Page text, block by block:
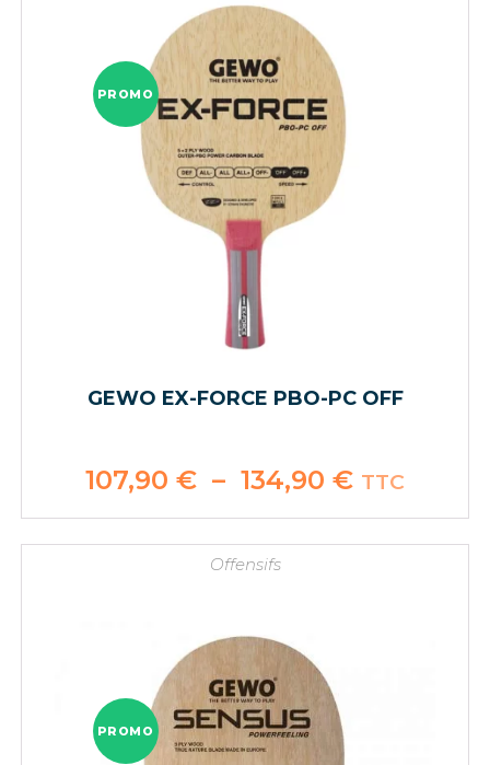
PROMO
GEWO EX-FORCE PBO-PC OFF
107,90 € – 134,90 €Plage
de
107,90 €
134,90 €
TTC
Offensifs
PROMO